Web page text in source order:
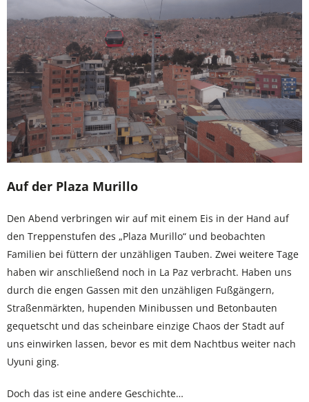
Auf der Plaza Murillo
Den Abend verbringen wir auf mit einem Eis in der Hand auf
den Treppenstufen des „Plaza Murillo“ und beobachten
Familien bei füttern der unzähligen Tauben. Zwei weitere Tage
haben wir anschließend noch in La Paz verbracht. Haben uns
durch die engen Gassen mit den unzähligen Fußgängern,
Straßenmärkten, hupenden Minibussen und Betonbauten
gequetscht und das scheinbare einzige Chaos der Stadt auf
uns einwirken lassen, bevor es mit dem Nachtbus weiter nach
Uyuni ging.
Doch das ist eine andere Geschichte…